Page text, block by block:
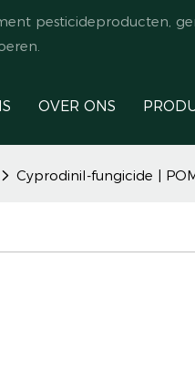
pesticideproducten,
OVER ONS
Cyprodinil-fungicide |